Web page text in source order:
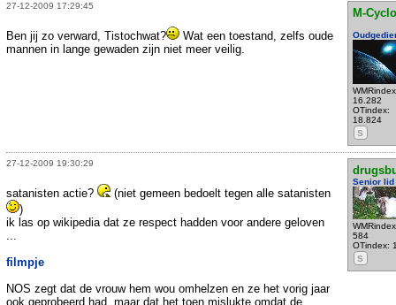
27-12-2009 17:29:45
M-
16.282
OTindex:
18.824
S
Ben jij zo verward, Tistochwat?
Wat een toestand, zelfs oude
mannen in lange gewaden zijn niet meer veilig.
27-12-2009 19:30:29
Senior lid
584
OTindex:
S
satanisten actie?
(niet gemeen bedoelt tegen alle satanisten
)
ik las op wikipedia dat ze respect hadden voor andere geloven
...
filmpje
NOS zegt dat de vrouw hem wou omhelzen en ze het vorig jaar
ook geprobeerd had, maar dat het toen mislukte omdat de